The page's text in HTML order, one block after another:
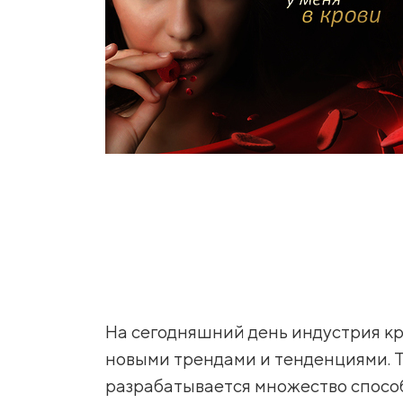
На сегодняшний день индустрия
новыми трендами и тенденциями.
разрабатывается множество